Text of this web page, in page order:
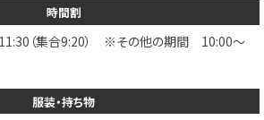
時間割
11:30（集合9:20） ※その他の期間 10:00～
服装・持ち物